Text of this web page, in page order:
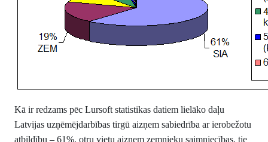
Kā ir redzams pēc Lursoft statistikas datiem lielāko daļu
Latvijas uzņēmējdarbības tirgū aizņem sabiedrība ar ierobežotu
atbildību – 61%, otru vietu aizņem zemnieku saimniecības, tie